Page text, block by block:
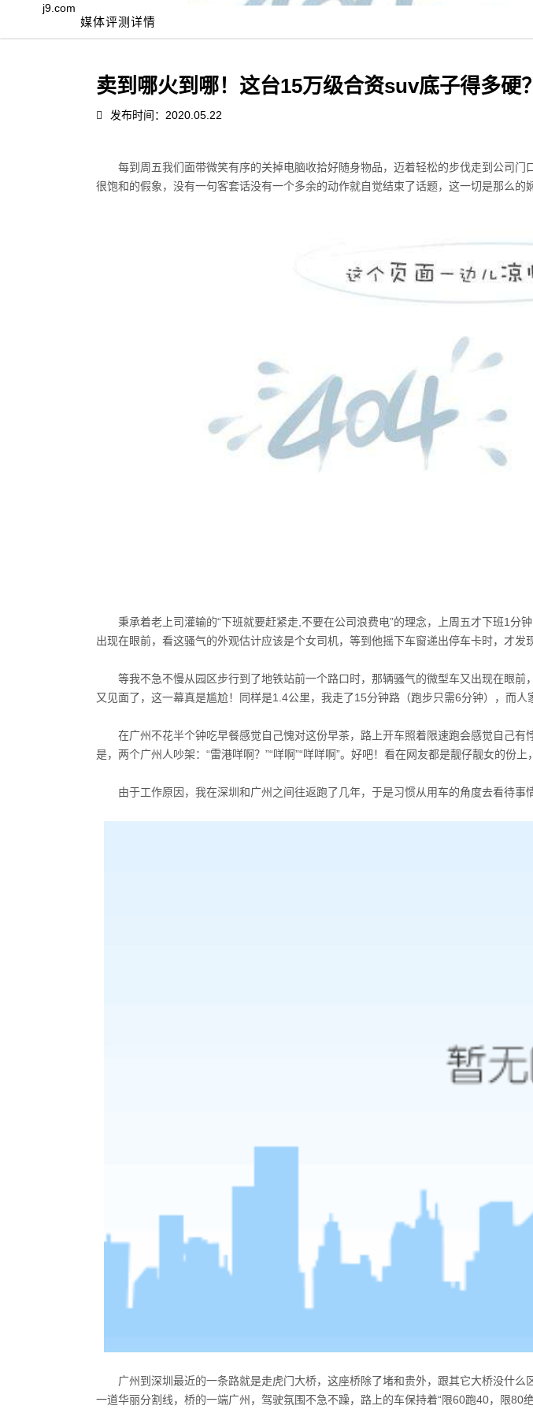
j9.com
媒体评测详情
卖到哪火到哪！这台15万级合资suv底子得多
发布时间：2020.05.22
每到周五我们面带微笑有序的关掉电脑收拾好随身物品，迈着轻松的步伐走到公司
很饱和的假象，没有一句客套话没有一个多余的动作就自觉结束了话题，这一切是那么的
秉承着老上司灌输的“下班就要赶紧走,不要在公司浪费电”的理念，上周五才下班1分
出现在眼前，看这骚气的外观估计应该是个女司机，等到他摇下车窗递出停车卡时，才发
等我不急不慢从园区步行到了地铁站前一个路口时，那辆骚气的微型车又出现在眼
又见面了，这一幕真是尴尬！同样是1.4公里，我走了15分钟路（跑步只需6分钟），而人
在广州不花半个钟吃早餐感觉自己愧对这份早茶，路上开车照着限速跑会感觉自己
是，两个广州人吵架：“雷港咩啊？”“咩啊”“咩咩啊”。好吧！看在网友都是靓仔靓女的份上
由于工作原因，我在深圳和广州之间往返跑了几年，于是习惯从用车的角度去看待事
广州到深圳最近的一条路就是走虎门大桥，这座桥除了堵和贵外，跟其它大桥没什
一道华丽分割线，桥的一端广州，驾驶氛围不急不躁，路上的车保持着“限60跑40，限80